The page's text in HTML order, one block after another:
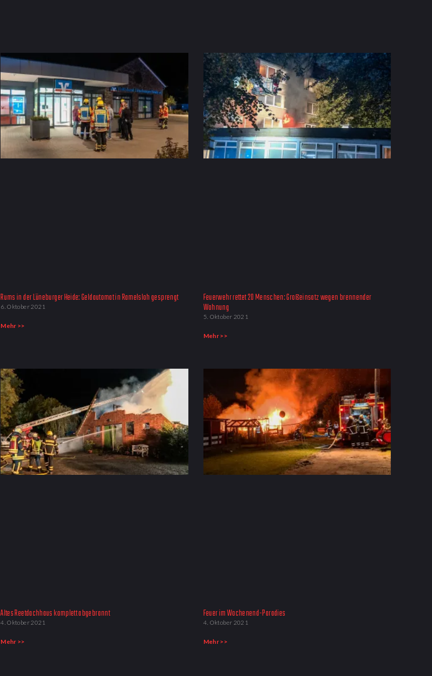
Rums in der Lüneburger Heide: Geldautomat in Ramelsloh gesprengt
6. Oktober 2021
Mehr >>
Feuerwehr rettet 20 Menschen: Großeinsatz wegen brennender
Wohnung​
5. Oktober 2021
Mehr >>
Altes Reetdachhaus komplett abgebrannt
4. Oktober 2021
Mehr >>
Feuer im Wochenend-Paradies
4. Oktober 2021
Mehr >>